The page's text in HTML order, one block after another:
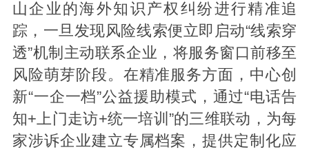
山企业的海外知识产权纠纷进行精准追
踪，一旦发现风险线索便立即启动“线索穿
透”机制主动联系企业，将服务窗口前移至
风险萌芽阶段。在精准服务方面，中心创
新“一企一档”公益援助模式，通过“电话告
知+上门走访+统一培训”的三维联动，为每
家涉诉企业建立专属档案，提供定制化应